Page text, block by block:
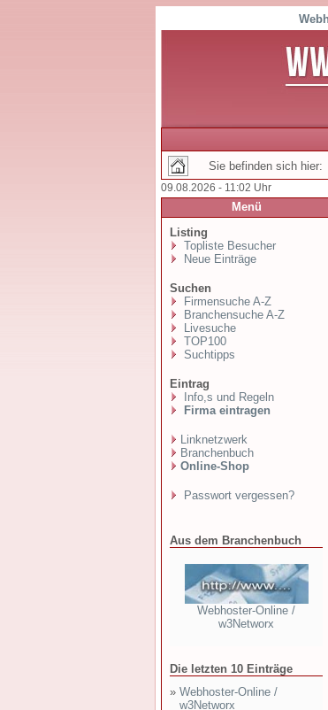
Sie befinden sich
09.08.2026 - 11:02 Uhr
Menü
Listing
Topliste Besucher
Neue Einträge
Suchen
Firmensuche A-Z
Branchensuche A-Z
Livesuche
TOP100
Suchtipps
Eintrag
Info,s und Regeln
Firma eintragen
Linknetzwerk
Branchenbuch
Online-Shop
Passwort vergessen?
Aus dem Branchenbuch
Webhoster-Online /
w3Networx
Die letzten 10 Einträge
» Webhoster-Online /
w3Networx